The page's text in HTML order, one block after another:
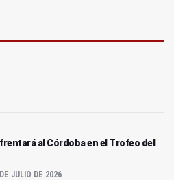
al Córdoba en el Trofeo del
JULIO DE 2026